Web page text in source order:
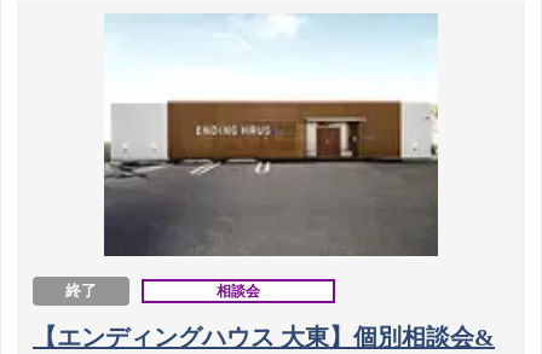
終了 相談会
【エンディングハウス 大東】個別相談会&